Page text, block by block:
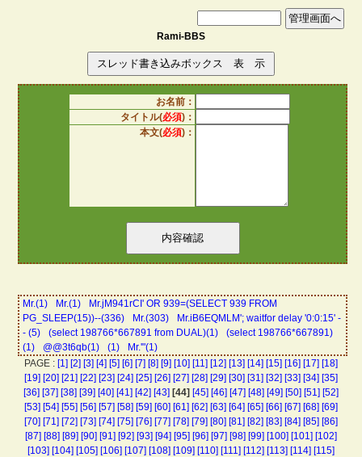
Rami-BBS
お名前：
タイトル(必須)：
本文(必須)：
Mr.(1) Mr.(1)
Mr.jM941rCI' OR 939=(SELECT 939 FROM
PG_SLEEP(15))--(336)
Mr.(303)
Mr.iB6EQMLM'; waitfor delay '0:0:15' -
- (5)
(select 198766*667891 from DUAL)(1)
(select 198766*667891)
(1)
@@3t6qb(1) (1)
Mr.'"(1)
PAGE : [1] [2] [3] [4] [5] [6] [7] [8] [9] [10] [11] [12] [13] [14] [15] [16] [17] [18]
[19] [20] [21] [22] [23] [24] [25] [26] [27] [28] [29] [30] [31] [32] [33] [34] [35]
[36] [37] [38] [39] [40] [41] [42] [43] [44] [45] [46] [47] [48] [49] [50] [51] [52]
[53] [54] [55] [56] [57] [58] [59] [60] [61] [62] [63] [64] [65] [66] [67] [68] [69]
[70] [71] [72] [73] [74] [75] [76] [77] [78] [79] [80] [81] [82] [83] [84] [85] [86]
[87] [88] [89] [90] [91] [92] [93] [94] [95] [96] [97] [98] [99] [100] [101] [102]
[103] [104] [105] [106] [107] [108] [109] [110] [111] [112] [113] [114] [115]